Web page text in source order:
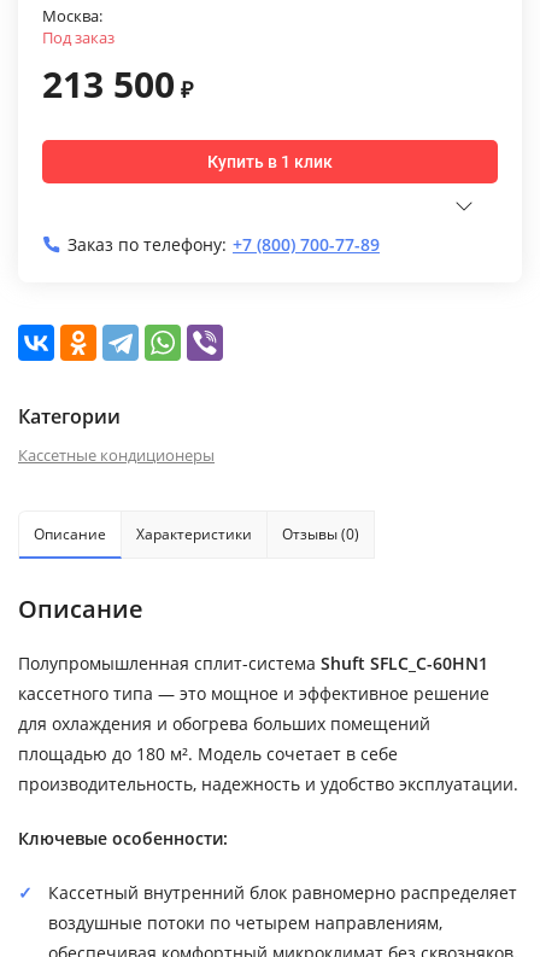
Москва:
Под заказ
213 500 ₽
Купить в 1 клик
Заказ по телефону: +7 (800) 700-77-89
Категории
Кассетные кондиционеры
Описание Характеристики Отзывы (0)
Описание
Полупромышленная сплит-система Shuft SFLC_C-60HN1
кассетного типа — это мощное и эффективное решение
для охлаждения и обогрева больших помещений
площадью до 180 м². Модель сочетает в себе
производительность, надежность и удобство эксплуатации.
Ключевые особенности:
Кассетный внутренний блок равномерно распределяет
воздушные потоки по четырем направлениям,
обеспечивая комфортный микроклимат без сквозняков.